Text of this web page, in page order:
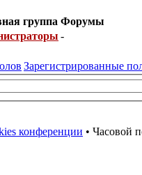
группа Форумы
-
Зарегистрированные
конференции • Часовой